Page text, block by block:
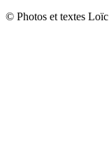
© Photos et textes